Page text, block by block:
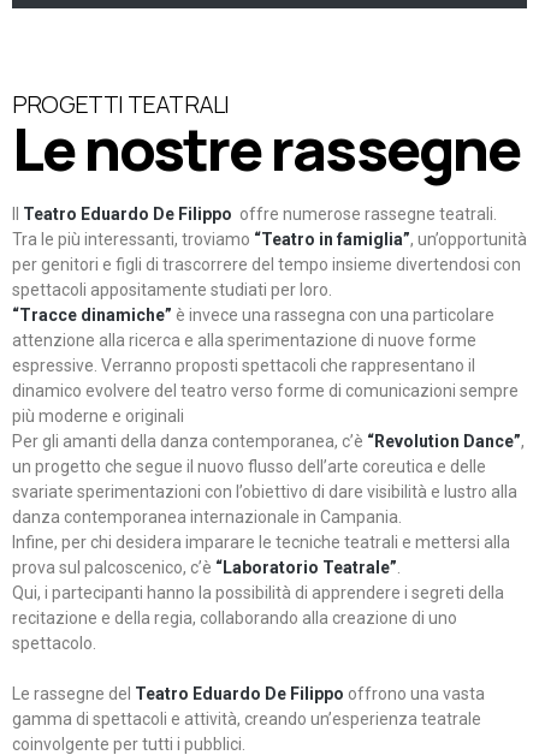
PROGETTI TEATRALI
Le nostre rassegne
Teatro Eduardo De Filippo offre numerose rassegne teatrali.
Tra le più interessanti, troviamo “Teatro in famiglia”, un’opportunità
per genitori e figli di trascorrere del tempo insieme divertendosi con
spettacoli appositamente studiati per loro.
“Tracce dinamiche” è invece una rassegna con una particolare
attenzione alla ricerca e alla sperimentazione di nuove forme
espressive. Verranno proposti spettacoli che rappresentano il
dinamico evolvere del teatro verso forme di comunicazioni sempre
più moderne e originali
Per gli amanti della danza contemporanea, c’è “Revolution Dance”,
un progetto che segue il nuovo flusso dell’arte coreutica e delle
svariate sperimentazioni con l’obiettivo di dare visibilità e lustro alla
danza contemporanea internazionale in Campania.
Infine, per chi desidera imparare le tecniche teatrali e mettersi alla
prova sul palcoscenico, c’è “Laboratorio Teatrale”
Qui, i partecipanti hanno la possibilità di apprendere i segreti della
recitazione e della regia, collaborando alla creazione di uno
spettacolo.
Le rassegne del Teatro Eduardo De Filippo offrono una vasta
gamma di spettacoli e attività, creando un’esperienza teatrale
coinvolgente per tutti i pubblici.